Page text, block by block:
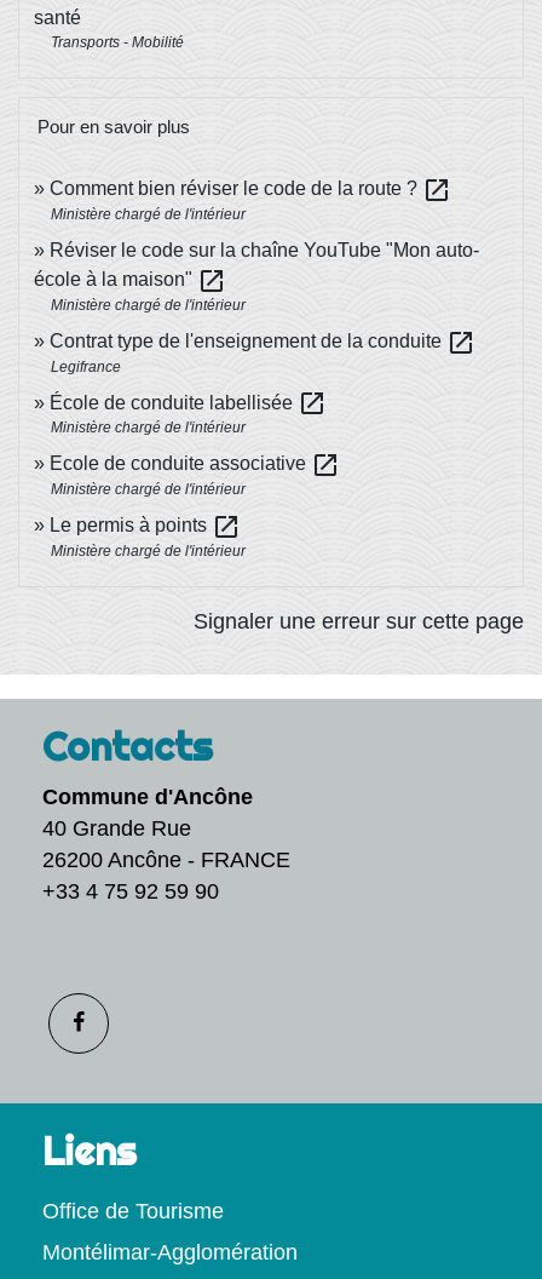
santé
Transports - Mobilité
Pour en savoir plus
Comment bien réviser le code de la route ? open_in_new
Ministère chargé de l'intérieur
Réviser le code sur la chaîne YouTube "Mon auto-
école à la maison" open_in_new
Ministère chargé de l'intérieur
Contrat type de l'enseignement de la conduite open_in_new
Legifrance
École de conduite labellisée open_in_new
Ministère chargé de l'intérieur
Ecole de conduite associative open_in_new
Ministère chargé de l'intérieur
Le permis à points open_in_new
Ministère chargé de l'intérieur
Signaler une erreur sur cette page
Contacts
Commune d'Ancône
40 Grande Rue
26200 Ancône - FRANCE
+33 4 75 92 59 90
Liens
Office de Tourisme
Montélimar-Agglomération